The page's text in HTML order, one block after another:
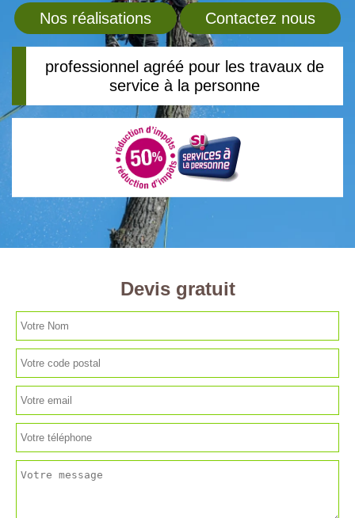
Nos réalisations Contactez nous
professionnel agréé pour les travaux de
service à la personne
Devis gratuit